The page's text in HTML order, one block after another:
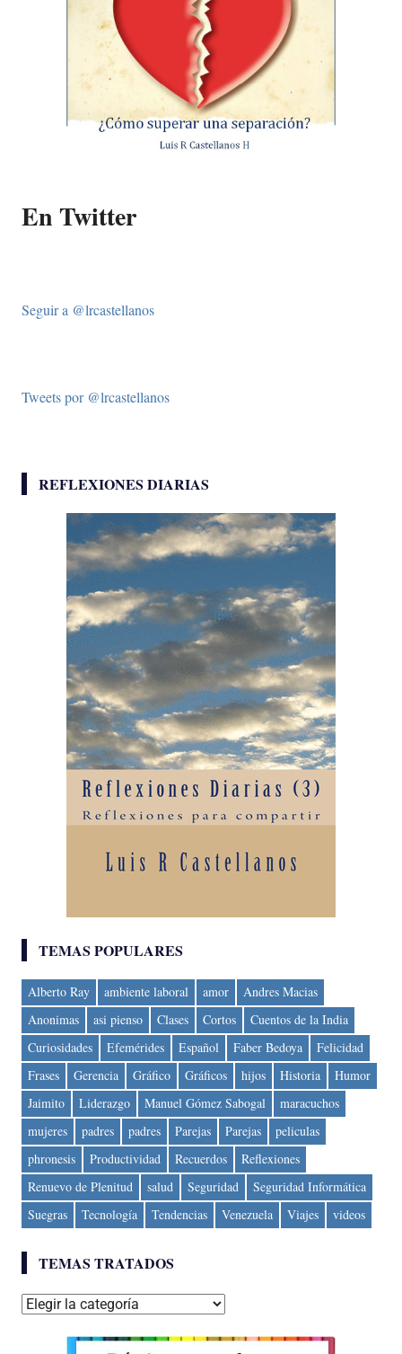
En Twitter
Seguir a @lrcastellanos
Tweets por @lrcastellanos
REFLEXIONES DIARIAS
TEMAS POPULARES
Alberto Ray ambiente laboral amor
Andres Macias
Anonimas
asi pienso Clases Cortos
Cuentos de la India
Curiosidades
Efemérides Español Faber Bedoya
Felicidad
Frases
Gerencia Gráfico Gráficos hijos Historia
Humor
Jaimito
Liderazgo Manuel Gómez Sabogal
maracuchos
mujeres
padres padres Parejas Parejas
peliculas
phronesis
Productividad Recuerdos
Reflexiones
Renuevo de Plenitud
salud Seguridad
Seguridad Informática
Suegras
Tecnología Tendencias Venezuela Viajes videos
TEMAS TRATADOS
Temas